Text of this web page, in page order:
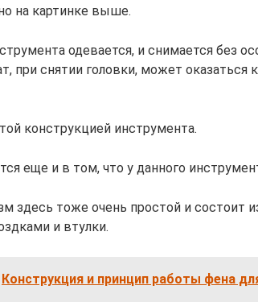
на картинке выше.
одевается, и снимается без
при снятии головки, может оказаться
конструкцией инструмента.
еще и в том, что у данного
здесь тоже очень простой и состоит
и втулки.
Конструкция и принцип работы фена